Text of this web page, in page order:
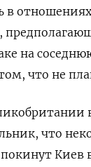
в
на
что не
что
Киев